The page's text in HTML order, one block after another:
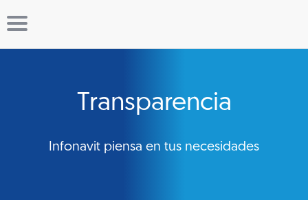
Transparencia
Infonavit piensa en tus necesidades